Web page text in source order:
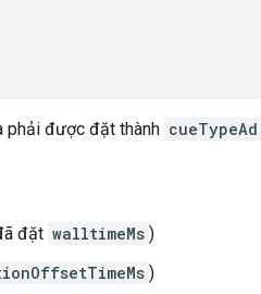
phải được đặt thành cueTypeAd
đặt walltimeMs )
)